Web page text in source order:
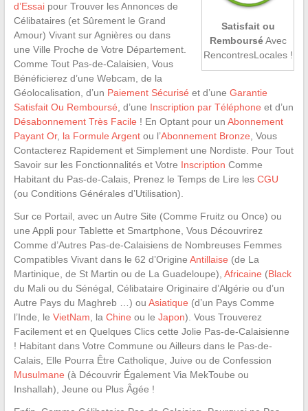
Satisfait ou
RembourséAvec
RencontresLocales !
d’Essaipour Trouver les Annonces de
Célibataires (et Sûrement le Grand
Amour) Vivant sur Agnières ou dans
une Ville Proche de Votre Département.
Comme Tout Pas-de-Calaisien, Vous
Bénéficierez d’une Webcam, de la
Géolocalisation, d’un Paiement Sécurisé et d’une Garantie
Satisfait Ou Remboursé , d’une Inscription par Téléphone et d’un
Désabonnement Très Facile ! En Optant pour un Abonnement
Payant Or, la Formule Argentou l’Abonnement Bronze , Vous
Contacterez Rapidement et Simplement une Nordiste. Pour Tout
Savoir sur les Fonctionnalités et Votre Inscription Comme
Habitant du Pas-de-Calais, Prenez le Temps de Lire les CGU
(ou Conditions Générales d’Utilisation).
Sur ce Portail, avec un Autre Site (Comme Fruitz ou Once) ou
une Appli pour Tablette et Smartphone, Vous Découvrirez
Comme d’Autres Pas-de-Calaisiens de Nombreuses Femmes
Compatibles Vivant dans le 62 d’Origine Antillaise (de La
Martinique, de St Martin ou de La Guadeloupe), Africaine (Black
du Mali ou du Sénégal, Célibataire Originaire d’Algérie ou d’un
Autre Pays du Maghreb …) ou Asiatique (d’un Pays Comme
l’Inde, le VietNam , la Chine ou le Japon). Vous Trouverez
Facilement et en Quelques Clics cette Jolie Pas-de-Calaisienne
! Habitant dans Votre Commune ou Ailleurs dans le Pas-de-
Calais, Elle Pourra Être Catholique, Juive ou de Confession
Musulmane (à Découvrir Également Via MekToube ou
Inshallah), Jeune ou Plus Âgée !